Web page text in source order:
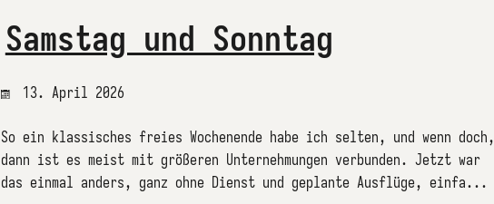
Samstag und Sonntag
13. April 2026
So ein klassisches freies Wochenende habe ich selten, und wenn doch,
dann ist es meist mit größeren Unternehmungen verbunden. Jetzt war
das einmal anders, ganz ohne Dienst und geplante Ausflüge, einfa...